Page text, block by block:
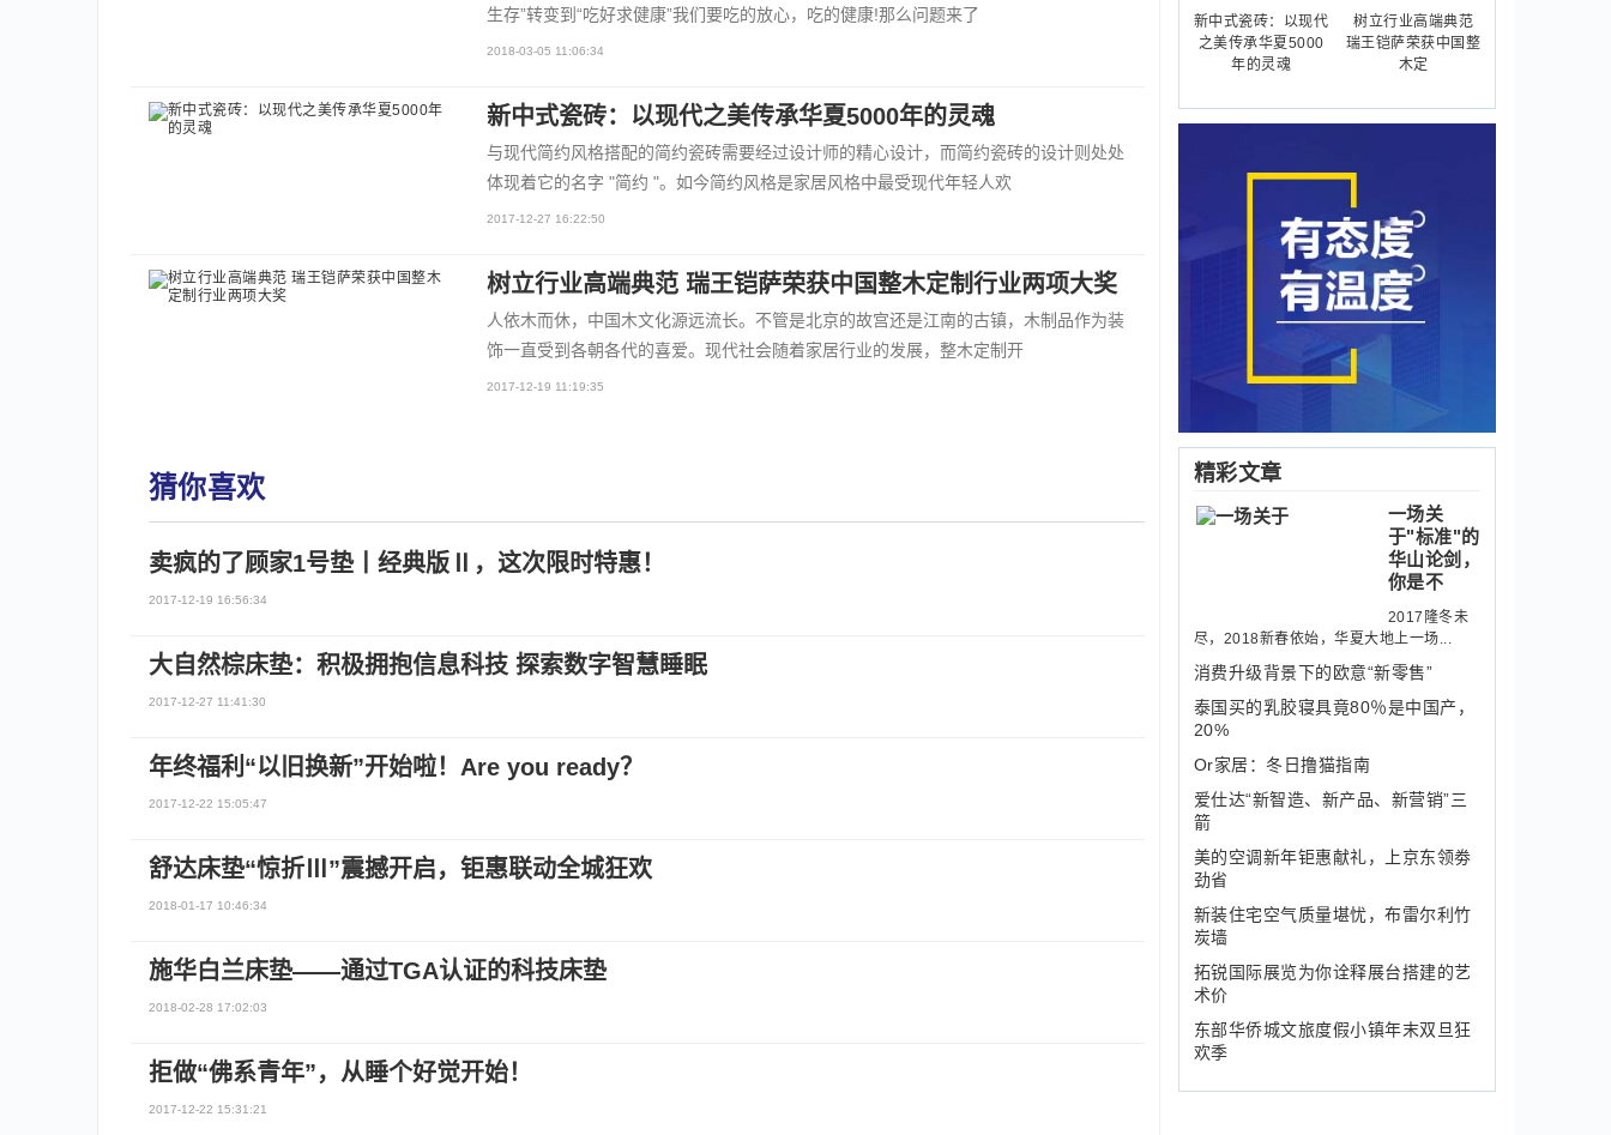
生存”转变到“吃好求健康”我们要吃的放心，吃的健康!那么问题来了
2018-03-05 11:06:34
新中式瓷砖：以现代之美传承华夏5000年的灵魂
与现代简约风格搭配的简约瓷砖需要经过设计师的精心设计，而简约瓷砖的设计则处处
体现着它的名字 "简约 "。如今简约风格是家居风格中最受现代年轻人欢
2017-12-27 16:22:50
树立行业高端典范 瑞王铠萨荣获中国整木定制行业两项大奖
人依木而休，中国木文化源远流长。不管是北京的故宫还是江南的古镇，木制品作为装
饰一直受到各朝各代的喜爱。现代社会随着家居行业的发展，整木定制开
2017-12-19 11:19:35
猜你喜欢
卖疯的了顾家1号垫丨经典版Ⅱ，这次限时特惠！
2017-12-19 16:56:34
大自然棕床垫：积极拥抱信息科技 探索数字智慧睡眠
2017-12-27 11:41:30
年终福利“以旧换新”开始啦！Are you ready？
2017-12-22 15:05:47
舒达床垫“惊折Ⅲ”震撼开启，钜惠联动全城狂欢
2018-01-17 10:46:34
施华白兰床垫——通过TGA认证的科技床垫
2018-02-28 17:02:03
拒做“佛系青年”，从睡个好觉开始！
2017-12-22 15:31:21
新中式瓷砖：以现代
之美传承华夏5000
年的灵魂
树立行业高端典范
瑞王铠萨荣获中国整
木定
精彩文章
一场关
于"标准"的
华山论剑，
你是不
2017隆冬未
尽，2018新春依始，华夏大地上一场...
消费升级背景下的欧意“新零售”
泰国买的乳胶寝具竟80％是中国产，
20%
Or家居：冬日撸猫指南
爱仕达“新智造、新产品、新营销”三
箭
美的空调新年钜惠献礼，上京东领劵
劲省
新装住宅空气质量堪忧，布雷尔利竹
炭墙
拓锐国际展览为你诠释展台搭建的艺
术价
东部华侨城文旅度假小镇年末双旦狂
欢季